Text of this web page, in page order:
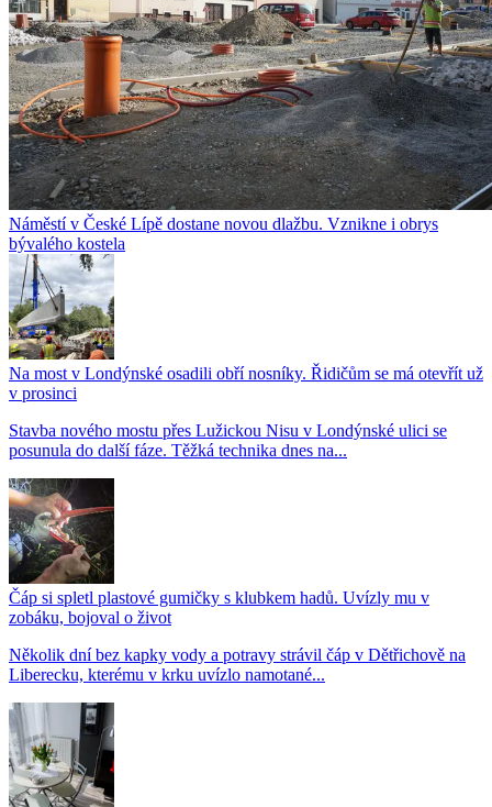
Náměstí v České Lípě dostane novou dlažbu. Vznikne i obrys
bývalého kostela
Na most v Londýnské osadili obří nosníky. Řidičům se má otevřít už
v prosinci
Stavba nového mostu přes Lužickou Nisu v Londýnské ulici se
posunula do další fáze. Těžká technika dnes na...
Čáp si spletl plastové gumičky s klubkem hadů. Uvízly mu v
zobáku, bojoval o život
Několik dní bez kapky vody a potravy strávil čáp v Dětřichově na
Liberecku, kterému v krku uvízlo namotané...